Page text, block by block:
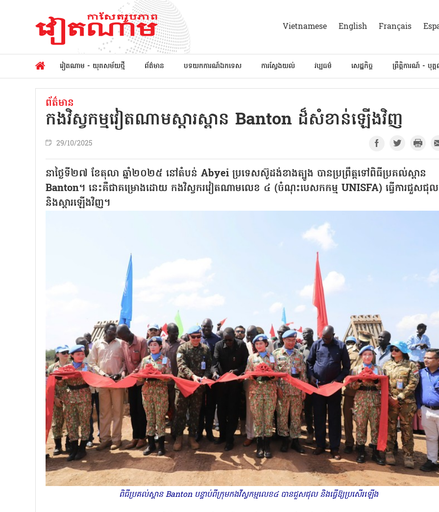
Vietnamese English Français
វៀតណាម - យុគសម័យថ្មី ព័ត៌មាន បទយកការណ៍ឯកទេស ការស្វែងយល់ វប្បធម៌ សេដ្ឋកិច្ច ព្រឹត្តិការណ៍ - បុគ្
ព័ត៌មាន
កងវិស្វកម្មវៀតណាមស្តារស្ពាន Banton ដ៏សំខាន់ឡើងវិញ
29/10/2025
នាថ្ងៃទី២៧ ខែតុលា ឆ្នាំ២០២៥ នៅតំបន់ Abyei ប្រទេសស៊ូដង់ខាងត្បូង បានប្រព្រឹត្តទៅពិធីប្រគល់ស្ពាន
Banton។ នេះគឺជាគម្រោងដោយ កងវិស្វករវៀតណាមលេខ ៤ (ចំណុះបេសកកម្ម UNISFA) ធ្វើការជួសជុល
និងស្តារឡើងវិញ។
ពិធីប្រគល់ស្ពាន Banton បន្ទាប់ពីក្រុមកងវីស្វកម្មលេខ៤ បានជួសជុល និងធ្វើឱ្យប្រសើរឡើង